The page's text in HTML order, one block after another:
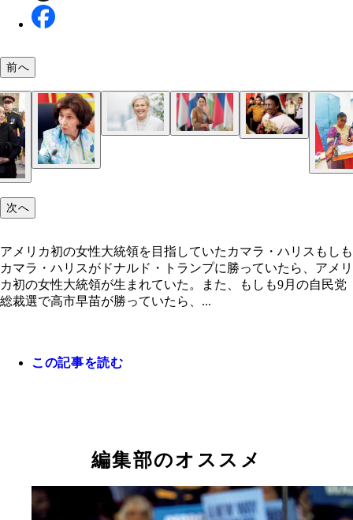
前へ
次へ
アメリカ初の女性大統領を目指していたカマラ・ハリスもしも
カマラ・ハリスがドナルド・トランプに勝っていたら、アメリ
カ初の女性大統領が生まれていた。また、もしも9月の自民党
総裁選で高市早苗が勝っていたら、...
この記事を読む
編集部のオススメ